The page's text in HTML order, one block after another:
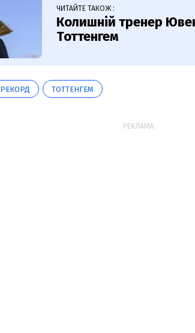
ЧИТАЙТЕ ТАКОЖ :
Колишній тренер
Тоттенгем
РЕКОРД ТОТТЕНГЕМ
РЕКЛАМА: